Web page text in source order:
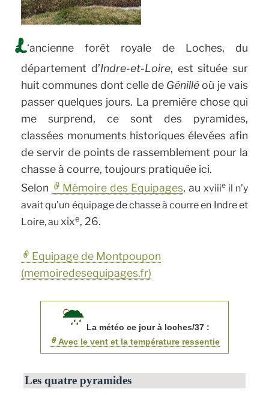
L ‘ancienne forêt royale de Loches, du
département d’Indre-et-Loire, est située sur
huit communes dont celle de Génilléoù je vais
passer quelques jours. La première chose qui
me surprend, ce sont des pyramides,
classées monuments historiques élevées afin
de servir de points de rassemblement pour la
chasse à courre, toujours pratiquée ici.
Selon
Mémoire des Equipages, au xviiieil n’y
avait qu’un équipage de chasse à courre en Indre et
Loire, auxixe, 26.
Equipage de Montpoupon
(memoiredesequipages.fr)
La météo ce jour à loches/37 :
Avec le vent et la température ressentie
Les quatre pyramides